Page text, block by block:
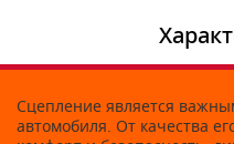
Сцепление является
автомобиля. От качества